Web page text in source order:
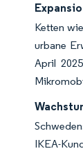
Ketten
urbane
April
IKEA-